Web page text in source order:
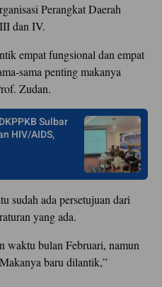
Perangkat Daerah
dan IV.
empat fungsional dan empat
sama penting makanya
Zudan.
Sulbar
HIV/AIDS,
sudah ada persetujuan dari
yang ada.
waktu bulan Februari, namun
baru dilantik,”